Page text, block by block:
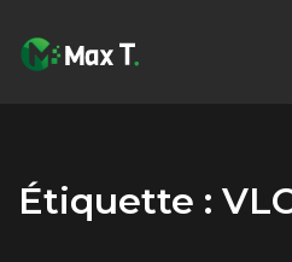
Étiquette :